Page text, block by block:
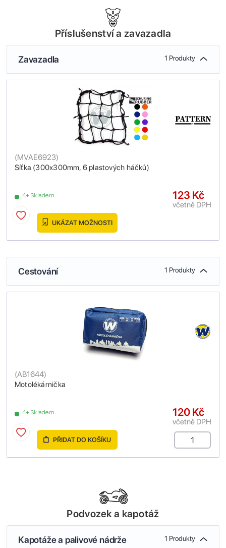
Příslušenství a zavazadla
Zavazadla 1 Produkty
Síťka (300x300mm, 6 plastových háčků)
(MVAE6923)
4+ Skladem 123 Kč
včetně DPH
UKÁZAT MOŽNOSTI
Cestování 1 Produkty
Motolékárnička
(AB1644)
4+ Skladem 120 Kč
včetně DPH
PŘIDAT DO KOŠÍKU
Podvozek a kapotáž
Kapotáže a palivové nádrže 1 Produkty